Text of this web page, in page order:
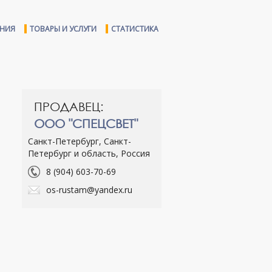
ТОВАРЫ И УСЛУГИ СТАТИСТИКА
ПРОДАВЕЦ:
ООО "СПЕЦСВЕТ"
Санкт-Петербург, Санкт-
Петербург и область, Россия
8 (904) 603-70-69
os-rustam@yandex.ru